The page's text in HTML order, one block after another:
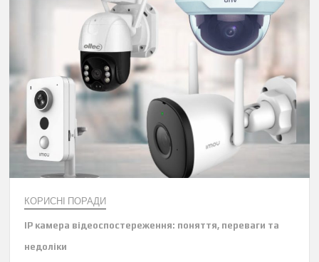
КОРИСНІ ПОРАДИ
IP камера відеоспостереження: поняття, переваги та
недоліки